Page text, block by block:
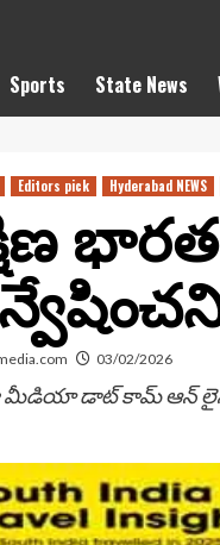
Sports State News
Editors pick Hyderabad NEWS
03/02/2026
డాట్ కామ్ ఆన్ లైన్